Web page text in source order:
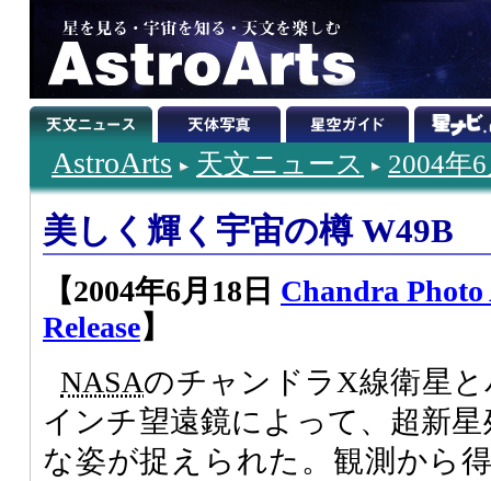
AstroArts 天文ニュース 2004年
美しく輝く宇宙の樽 W49B
【2004年6月18日 Chandra
Release】
NASAのチャンドラX線衛星
インチ望遠鏡によって、超新
な姿が捉えられた。観測から